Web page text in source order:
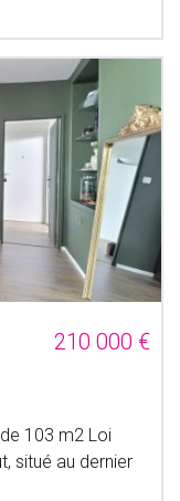
210 000 €
103 m2 Loi
situé au dernier